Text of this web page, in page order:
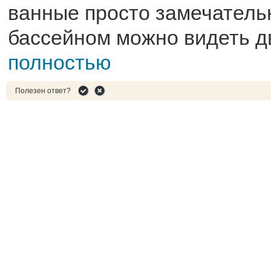
ванные просто
бассейном можно видеть
полностью
Полезен ответ?